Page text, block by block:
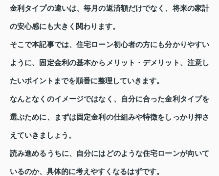
金利タイプの違いは、毎月の返済額だけでなく、将来の家計
の安心感にも大きく関わります。
そこで本記事では、住宅ローン初心者の方にも分かりやすい
ように、固定金利の基本からメリット・デメリット、注意し
たいポイントまでを順番に整理していきます。
なんとなくのイメージではなく、自分に合った金利タイプを
選ぶために、まずは固定金利の仕組みや特徴をしっかり押さ
えていきましょう。
読み進めるうちに、自分にはどのような住宅ローンが向いて
いるのか、具体的に考えやすくなるはずです。